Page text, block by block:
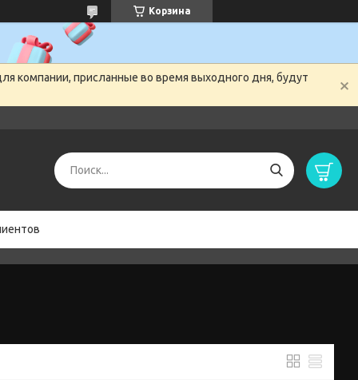
Корзина
компании, присланные во время выходного дня, будут